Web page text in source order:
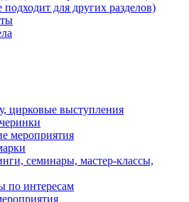
подходит для других разделов)
цирковые выступления
мероприятия
семинары, мастер-классы,
по интересам